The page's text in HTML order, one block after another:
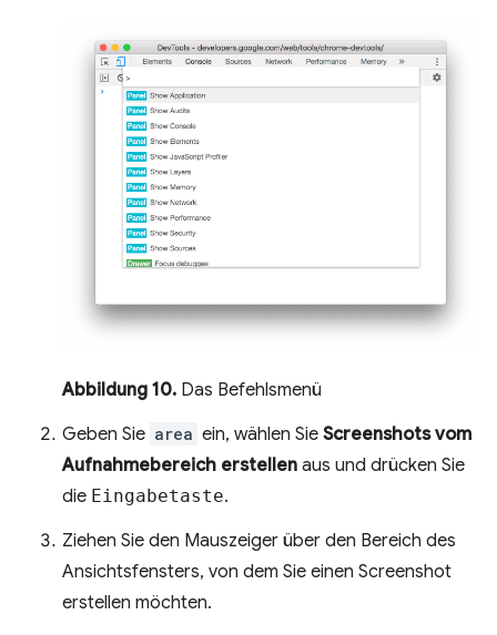
Abbildung 10. Das Befehlsmenü
Geben Sie area ein, wählen Sie Screenshots vom
Aufnahmebereich erstellen aus und drücken Sie
die Eingabetaste.
Ziehen Sie den Mauszeiger über den Bereich des
Ansichtsfensters, von dem Sie einen Screenshot
erstellen möchten.